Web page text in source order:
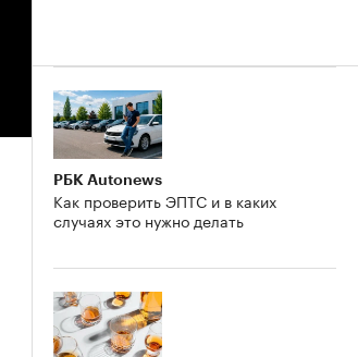
РБК Autonews
Как проверить ЭПТС и в каких
случаях это нужно делать